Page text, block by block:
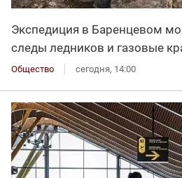
Экспедиция в Баренцевом
следы ледников и газовые
Общество сегодня, 14:00